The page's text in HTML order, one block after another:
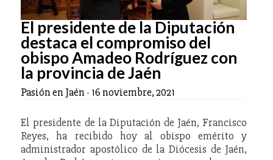
El presidente de la Diputación
destaca el compromiso del
obispo Amadeo Rodríguez con
la provincia de Jaén
Pasión en Jaén - 16 noviembre, 2021
El presidente de la Diputación de Jaén, Francisco
Reyes, ha recibido hoy al obispo emérito y
administrador apostólico de la Diócesis de Jaén,